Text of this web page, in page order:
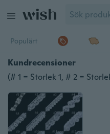
Populärt
Kundrecensioner